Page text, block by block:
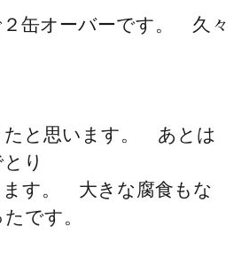
２缶オーバーです。 久々
たと思います。 あとは
り
ます。 大きな腐食もな
です。